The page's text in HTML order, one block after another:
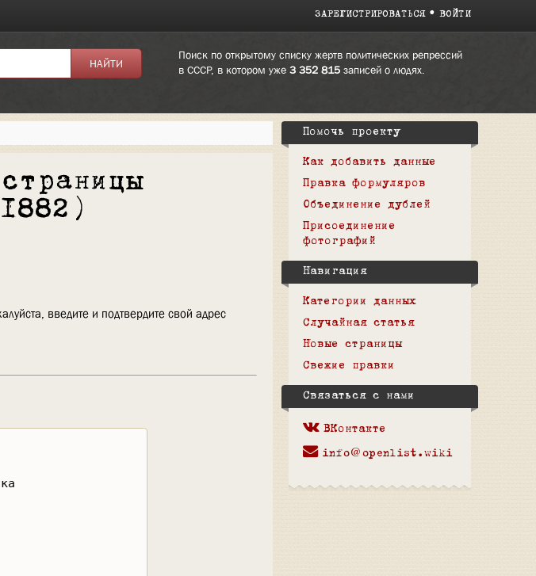
ЗАРЕГИСТРИРОВАТЬСЯ ВОЙТИ
Поиск по открытому списку жертв политических репрессий
в СССР, в котором уже 3 352 815записей о людях.
введите и подтвердите свой адрес
Помочь проекту
Как добавить данные
Правка формуляров
Объединение дублей
Присоединение
фотографий
Навигация
Категории данных
Случайная статья
Новые страницы
Свежие правки
Связаться с нами
ВКонтакте
info@openlist.wiki